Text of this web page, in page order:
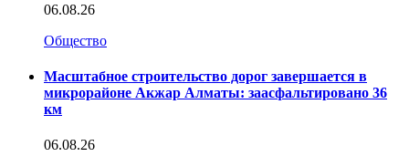
06.08.26
Общество
Масштабное строительство дорог завершается в
микрорайоне Акжар Алматы: заасфальтировано 36
км
06.08.26